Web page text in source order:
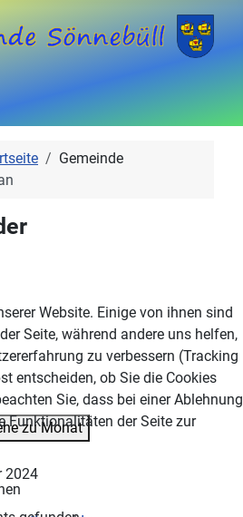
Gemeinde
zu Monat
2024
Website. Einige von ihnen sind
Seite, während andere uns helfen,
zu verbessern (Tracking
entscheiden, ob Sie die Cookies
Sie, dass bei einer Ablehnung
Funktionalitäten der Seite zur